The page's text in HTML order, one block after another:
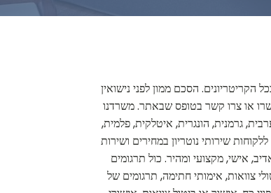
הקריטריונים. הסכם ממון לפני נישואין
או צרו קשר בטופס שבאתר. משרדנו
גרמנית, הונגרית, איטלקית, פלמית,
שירותי נוטריון במחירים ושירות
אישי, מקצועי ומהיר. כול תרגומים
צוואות, אימותי חתימה, תרגומים של